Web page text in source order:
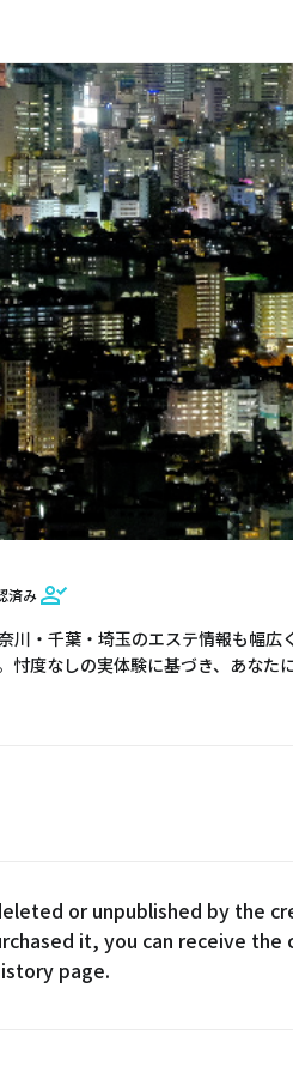
済み
川・千葉・埼玉のエステ情報も幅
度なしの実体験に基づき、あなた
or unpublished by the
it, you can receive
page.